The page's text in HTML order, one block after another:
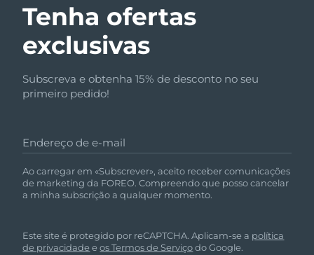
Tenha ofertas
exclusivas
Subscreva e obtenha 15% de desconto no seu
primeiro pedido!
Endereço de e-mail
Ao carregar em «Subscrever», aceito receber comunicações
de marketing da FOREO. Compreendo que posso cancelar
a minha subscrição a qualquer momento.
Este site é protegido por reCAPTCHA. Aplicam-se a política
de privacidade eos Termos de Serviçodo Google.